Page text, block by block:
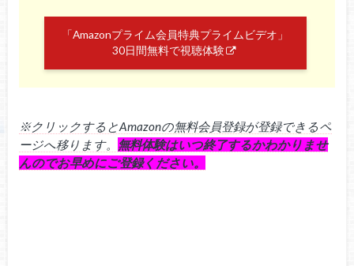
「Amazonプライム会員特典プライムビデオ」
30日間無料で視聴体験
※クリックするとAmazonの無料会員登録が登録できるペ
ージへ移ります。 無料体験はいつ終了するかわかりませ
んのでお早めにご登録ください。